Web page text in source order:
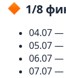
1/8
04.07 —
05.07 —
06.07 —
07.07 —